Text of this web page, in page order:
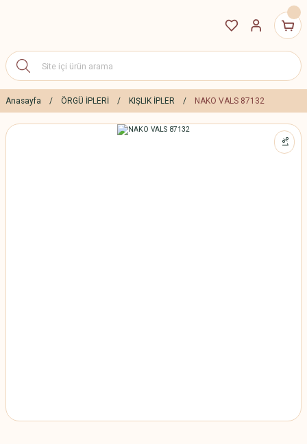
Anasayfa ÖRGÜ İPLERİ KIŞLIK İPLER NAKO VALS 87132
%1